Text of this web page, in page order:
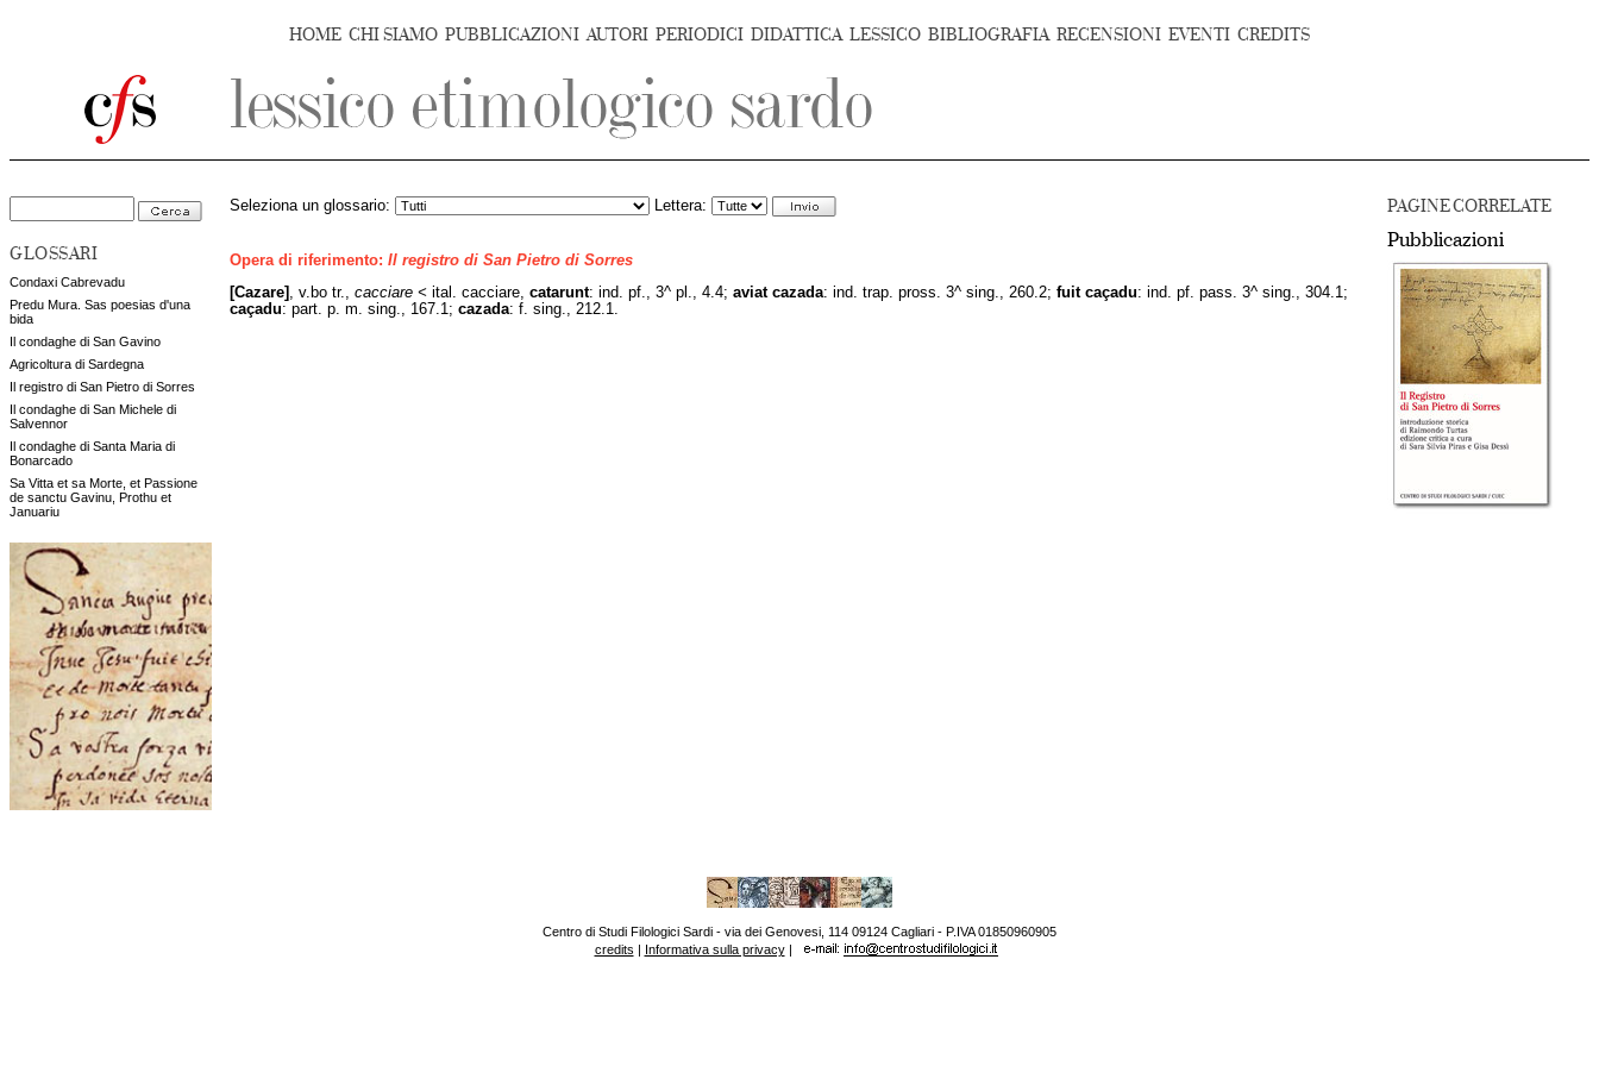
HOME CHI SIAMO PUBBLICAZIONI AUTORI PERIODICI DIDATTICA LESSICO BIBLIOGRAFIA RECENSIONI EVENTI CREDITS
GLOSSARI
Condaxi Cabrevadu
Predu Mura. Sas poesias d'una
bida
Il condaghe di San Gavino
Agricoltura di Sardegna
Il registro di San Pietro di Sorres
Il condaghe di San Michele di
Salvennor
Il condaghe di Santa Maria di
Bonarcado
Sa Vitta et sa Morte, et Passione
de sanctu Gavinu, Prothu et
Januariu
PAGINE CORRELATE
Pubblicazioni
Seleziona un glossario: Lettera:
Opera di riferimento: Il registro di San Pietro di Sorres
[Cazare]
, v.bo tr., cacciare < ital. cacciare, catarunt: ind. pf., 3^ pl., 4.4; aviat cazada: ind. trap. pross. 3^ sing., 260.2; fuit caçadu: ind. pf. pass. 3^ sing., 304.1;
caçadu: part. p. m. sing., 167.1; cazada: f. sing., 212.1.
Centro di Studi Filologici Sardi - via dei Genovesi, 114 09124 Cagliari - P.IVA 01850960905
credits | Informativa sulla privacy|